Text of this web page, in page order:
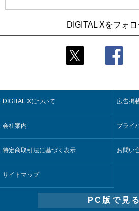
技術を使う抽出方法の研究開始
Umios、消費者起点の販売計画策
4
コスモ石油、製油所の設備点検へ
5 フィジカルAIが迫る“人と機械の役
合基盤を本格稼働
鹿島建設、鋼管柱へのコンクリー
AIを遠隔監視システムに実装
4
そもそも今の仕事はAIエージェン
5
製造業の現場の暗黙知を組織横断
管理基盤、LIGHTzが提供
DIGITAL Xをフォ
DIGITAL Xについて 広告掲
会社案内 プライ
特定商取引法に基づく表示 お問い
サイトマップ
PC版で見る